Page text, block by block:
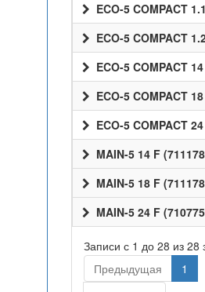
ECO-5 COMPACT
ECO-5 COMPACT
ECO-5 COMPACT
ECO-5 COMPACT
ECO-5 COMPACT
MAIN-5 14 F
MAIN-5 18 F
MAIN-5 24 F
Записи с 1 до 28 из 28
Предыдущая
1